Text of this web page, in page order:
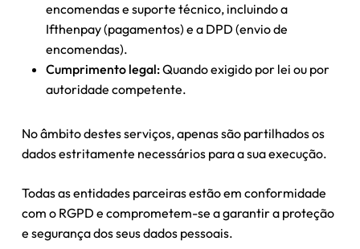
encomendas e suporte técnico, incluindo a
Ifthenpay (pagamentos) e a DPD (envio de
encomendas).
Cumprimento legal:Quando exigido por lei ou por
autoridade competente.
No âmbito destes serviços, apenas são partilhados os
dados estritamente necessários para a sua execução.
Todas as entidades parceiras estão em conformidade
com o RGPD e comprometem-se a garantir a proteção
e segurança dos seus dados pessoais.